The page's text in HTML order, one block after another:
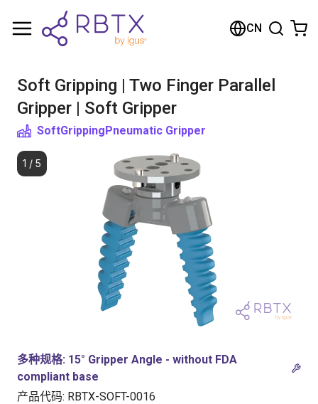
CN
Soft Gripping | Two Finger Parallel
Gripper | Soft Gripper
SoftGrippingPneumatic Gripper
1 / 5
多种规格: 15° Gripper Angle - without FDA
compliant base
产品代码: RBTX-SOFT-0016
购物车
浏览商店